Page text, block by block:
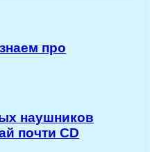
про
наушников
почти CD